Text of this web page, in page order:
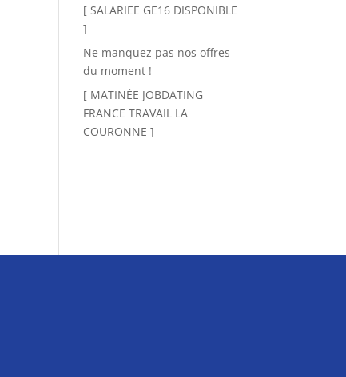
[ SALARIEE GE16 DISPONIBLE
]
Ne manquez pas nos offres
du moment !
[ MATINÉE JOBDATING
FRANCE TRAVAIL LA
COURONNE ]